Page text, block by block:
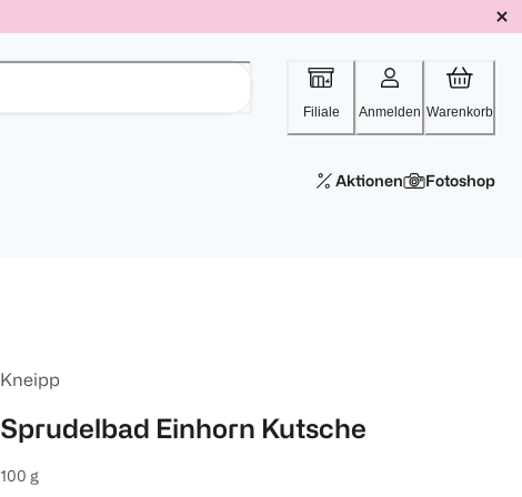
Filiale Anmelden Warenkorb
Aktionen Fotoshop
Kneipp
Sprudelbad Einhorn Kutsche
100 g